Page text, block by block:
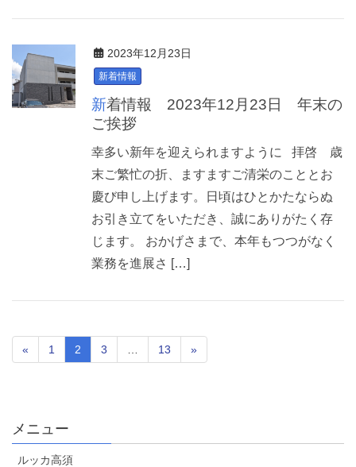
2023年12月23日
新着情報
新着情報 2023年12月23日 年末の
ご挨拶
幸多い新年を迎えられますように 拝啓 歳
末ご繁忙の折、ますますご清栄のこととお
慶び申し上げます。日頃はひとかたならぬ
お引き立てをいただき、誠にありがたく存
じます。 おかげさまで、本年もつつがなく
業務を進展さ […]
« 1 2 3 13 »
メニュー
ルッカ高須